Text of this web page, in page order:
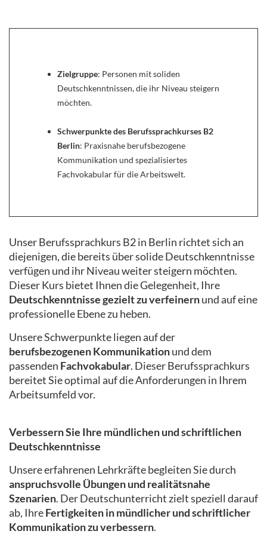
Zielgruppe: Personen mit soliden
Deutschkenntnissen, die ihr Niveau steigern
möchten.
Schwerpunkte des Berufssprachkurses B2
Berlin: Praxisnahe berufsbezogene
Kommunikation und spezialisiertes
Fachvokabular für die Arbeitswelt.
Unser Berufssprachkurs B2 in Berlin richtet sich an
diejenigen, die bereits über solide Deutschkenntnisse
verfügen und ihr Niveau weiter steigern möchten.
Dieser Kurs bietet Ihnen die Gelegenheit, Ihre
Deutschkenntnisse gezielt zu verfeinernund auf eine
professionelle Ebene zu heben.
Unsere Schwerpunkte liegen auf der
berufsbezogenen Kommunikationund dem
passenden Fachvokabular. Dieser Berufssprachkurs
bereitet Sie optimal auf die Anforderungen in Ihrem
Arbeitsumfeld vor.
Verbessern Sie Ihre mündlichen und schriftlichen
Deutschkenntnisse
Unsere erfahrenen Lehrkräfte begleiten Sie durch
anspruchsvolle Übungen und realitätsnahe
Szenarien. Der Deutschunterricht zielt speziell darauf
ab, IhreFertigkeiten in mündlicher und schriftlicher
Kommunikation zu verbessern.